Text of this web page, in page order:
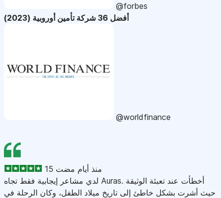
@forbes
أفضل 36 شركة تأمين أوروبية (2023)
@worldfinance
15 منذ أيام مضت
لدي مشاعر إيجابية فقط تجاه Auras. أخطأت عند تعبئة الوثيقة
حيث أشرت بشكل خاطئ إلى تاريخ ميلاد الطفل، وكان الرحلة في